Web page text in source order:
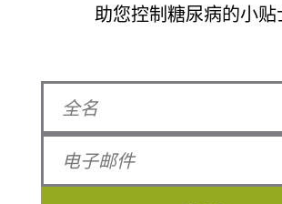
助您控制糖尿病的小贴